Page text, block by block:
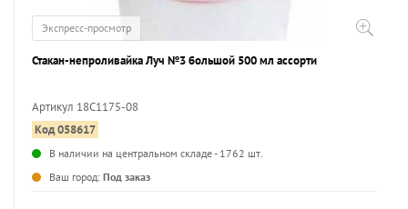
Экспресс-просмотр
Стакан-непроливайка Луч №3 большой 500 мл ассорти
Артикул 18C1175-08
Код 058617
В наличии на центральном складе - 1762 шт.
Ваш город: Под заказ